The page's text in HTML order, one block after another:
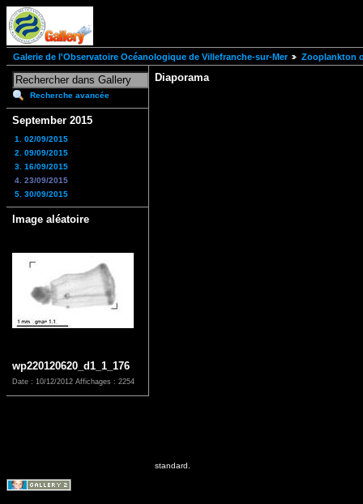
Galerie de l'Observatoire Océanologique de Villefranche-sur-Mer Zooplankton
Recherche avancée
September 2015
1. 02/09/2015
2. 09/09/2015
3. 16/09/2015
4. 23/09/2015
5. 30/09/2015
Image aléatoire
wp220120620_d1_1_176
Date : 10/12/2012 Affichages : 2254
Diaporama
standard.